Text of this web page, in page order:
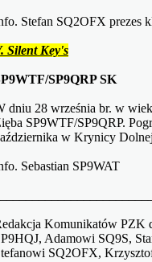
Stefan SQ2OFX prezes
Silent Key's
SP9QRP SK
dniu 28 września br. w
SP9WTF/SP9QRP.
w Krynicy
Sebastian SP9WAT
Komunikatów PZK
Adamowi SQ9S,
SQ2OFX,